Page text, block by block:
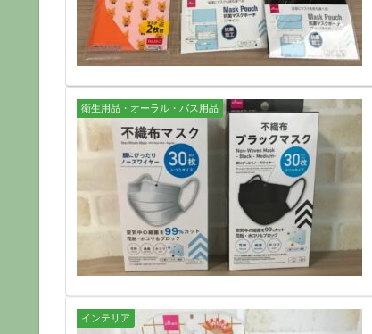
衛生用品・オーラル・バス用品
インテリア